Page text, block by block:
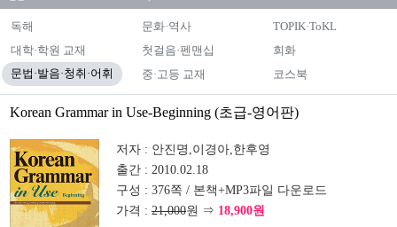
독해 문화·역사
TOPIK·ToKL
대학·학원 교재
첫걸음·펜맨십 회화
문법·발음·청취·어휘 중·고등 교재 코스북
Korean Grammar in Use-Beginning (초급-영어판)
저자 : 안진명,이경아,한후영
출간 : 2010.02.18
구성 : 376쪽 / 본책+MP3파일 다운로드
가격 : 21,000원 ⇒ 18,900원